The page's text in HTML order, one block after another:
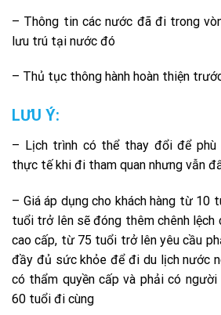
– Thông tin các nước đã đi trong
lưu trú tại nước đó
– Thủ tục thông hành hoàn thiện
LƯU Ý:
– Lịch trình có thể thay đổi để phù
thực tế khi đi tham quan nhưng vẫn
– Giá áp dụng cho khách hàng từ 10
tuổi trở lên sẽ đóng thêm chênh lệch
cao cấp, từ 75 tuổi trở lên yêu cầu
đầy đủ sức khỏe để đi du lịch nước
có thẩm quyền cấp và phải có
60 tuổi đi cùng